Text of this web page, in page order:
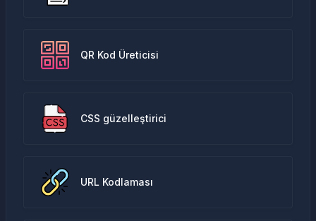
QR Kod Üreticisi
CSS güzelleştirici
URL Kodlaması